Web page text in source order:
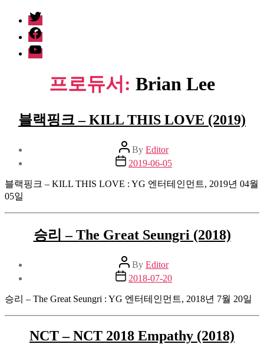
twitter
facebook
Youtube
프로듀서: Brian Lee
블랙핑크 – KILL THIS LOVE (2019)
Post
author
By Editor
Post
date
2019-06-05
블랙핑크 – KILL THIS LOVE : YG 엔터테인먼트, 2019년 04월
05일
승리 – The Great Seungri (2018)
Post
author
By Editor
Post
date
2018-07-20
승리 – The Great Seungri : YG 엔터테인먼트, 2018년 7월 20일
NCT – NCT 2018 Empathy (2018)